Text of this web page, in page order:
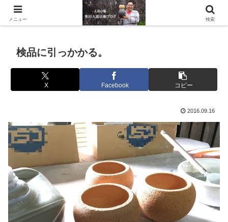
滋賀県の信楽で水琴窟や水鉢などの陶器を作っています。
検品に引っかかる。
X Facebook コピー
2016.09.16
メニュー 検索